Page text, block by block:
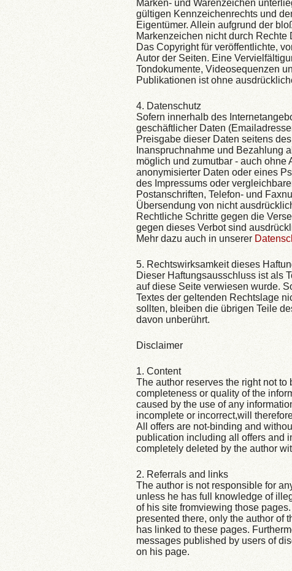
Marken- und Warenzeichen
gültigen Kennzeichenrechts und
Eigentümer. Allein aufgrund der
Markenzeichen nicht durch Rechte
Das Copyright für veröffentlichte,
Autor der Seiten. Eine
Tondokumente, Videosequenzen
Publikationen ist ohne
4. Datenschutz
Sofern innerhalb des
geschäftlicher Daten
Preisgabe dieser Daten seitens
Inanspruchnahme und Bezahlung
möglich und zumutbar - auch ohne
anonymisierter Daten oder eines
des Impressums oder
Postanschriften, Telefon- und
Übersendung von nicht
Rechtliche Schritte gegen die
gegen dieses Verbot sind
Mehr dazu auch in unserer
5. Rechtswirksamkeit dieses
Dieser Haftungsausschluss ist als
auf diese Seite verwiesen wurde.
Textes der geltenden Rechtslage
sollten, bleiben die übrigen Teile
davon unberührt.
Disclaimer
1. Content
The author reserves the right not
completeness or quality of the
caused by the use of any
incomplete or incorrect,will
All offers are not-binding and
publication including all offers and
completely deleted by the author
2. Referrals and links
The author is not responsible for
unless he has full knowledge of
of his site fromviewing those
presented there, only the author of
has linked to these pages.
messages published by users of
on his page.